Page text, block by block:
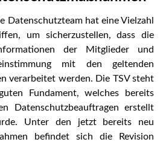
Datenschutzteam hat eine Vielzahl
um sicherzustellen, dass die
der Mitglieder und
mit den geltenden
verarbeitet werden. Die TSV steht
Fundament, welches bereits
Datenschutzbeauftragen erstellt
Unter den jetzt bereits neu
befindet sich die Revision